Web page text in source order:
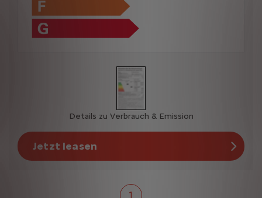
Details zu Verbrauch & Emission
Jetzt leasen
1